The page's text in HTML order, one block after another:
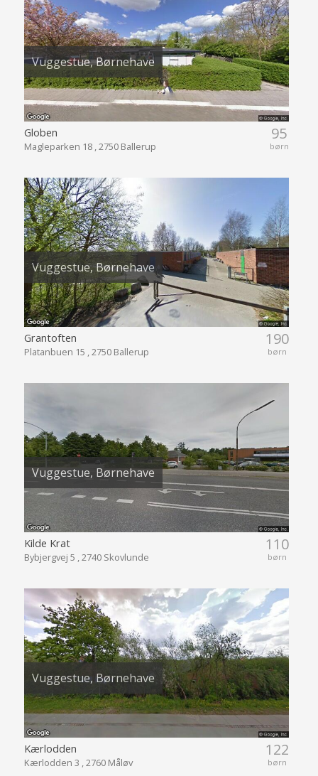
Vuggestue, Børnehave
95
børn
Globen
Magleparken 18 , 2750 Ballerup
Vuggestue, Børnehave
190
børn
Grantoften
Platanbuen 15 , 2750 Ballerup
Vuggestue, Børnehave
110
børn
Kilde Krat
Bybjergvej 5 , 2740 Skovlunde
Vuggestue, Børnehave
122
børn
Kærlodden
Kærlodden 3 , 2760 Måløv